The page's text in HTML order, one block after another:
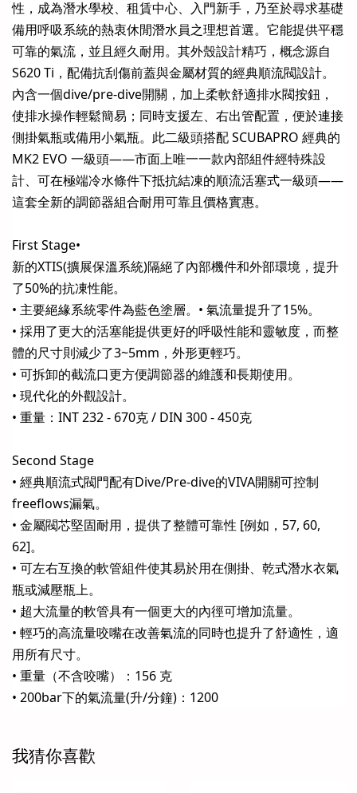
性，成為潛水學校、租賃中心、入門新手，乃至於尋求基礎
備用呼吸系統的熱衷休閒潛水員之理想首選。它能提供平穩
可靠的氣流，並且經久耐用。其外殼設計精巧，概念源自
S620 Ti，配備抗刮傷前蓋與金屬材質的經典順流閥設計。
內含一個dive/pre-dive開關，加上柔軟舒適排水閥按鈕，
使排水操作輕鬆簡易；同時支援左、右出管配置，便於連接
側掛氣瓶或備用小氣瓶。此二級頭搭配 SCUBAPRO 經典的
MK2 EVO 一級頭――市面上唯一一款內部組件經特殊設
計、可在極端冷水條件下抵抗結凍的順流活塞式一級頭――
這套全新的調節器組合耐用可靠且價格實惠。
First Stage•
新的XTIS(擴展保溫系統)隔絕了內部機件和外部環境，提升
了50%的抗凍性能。
• 主要絕緣系統零件為藍色塗層。• 氣流量提升了15%。
• 採用了更大的活塞能提供更好的呼吸性能和靈敏度，而整
體的尺寸則減少了3~5mm，外形更輕巧。
• 可拆卸的截流口更方便調節器的維護和長期使用。
• 現代化的外觀設計。
• 重量：INT 232 - 670克 / DIN 300 - 450克
Second Stage
• 經典順流式閥門配有Dive/Pre-dive的VIVA開關可控制
freeflows漏氣。
• 金屬閥芯堅固耐用，提供了整體可靠性 [例如，57, 60,
62]。
• 可左右互換的軟管組件使其易於用在側掛、乾式潛水衣氣
瓶或減壓瓶上。
• 超大流量的軟管具有一個更大的內徑可增加流量。
• 輕巧的高流量咬嘴在改善氣流的同時也提升了舒適性，適
用所有尺寸。
• 重量（不含咬嘴）：156 克
• 200bar下的氣流量(升/分鐘)：1200
我猜你喜歡